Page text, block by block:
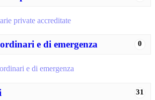
private accreditate
0
e di emergenza
e di emergenza
31